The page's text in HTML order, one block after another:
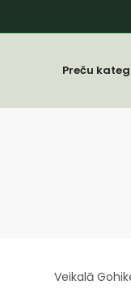
Preču
Veikalā